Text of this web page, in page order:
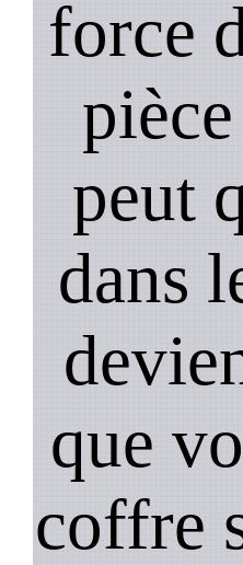
force
peut
dans
que
coffre